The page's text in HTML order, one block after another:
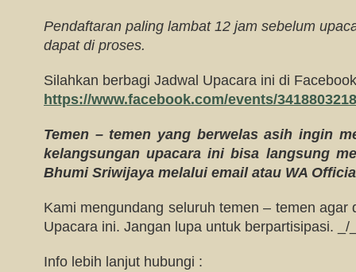
Pendaftaran paling lambat 12 jam sebelum
dapat di proses.
Silahkan berbagi Jadwal Upacara ini di
https://www.facebook.com/events/
Temen – temen yang berwelas asih ingin
kelangsungan upacara ini bisa langsung
Bhumi Sriwijaya melalui email atau WA
Kami mengundang seluruh temen – temen agar
Upacara ini. Jangan lupa untuk berpartisipasi. _/
Info lebih lanjut hubungi :